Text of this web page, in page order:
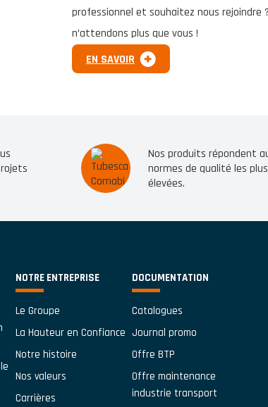
professionnel et souhaitez nous rejoindre
n’attendons plus que vous !
EN SAVOIR
Nos produits répondent
normes de qualité les plus
élevées.
NOTRE ENTREPRISE
Le Groupe
La Hauteur en Confiance
Notre histoire
Nos valeurs
Carrières
DOCUMENTATION
Catalogues
Journal promo
Offre BTP
Offre maintenance
industrie transport